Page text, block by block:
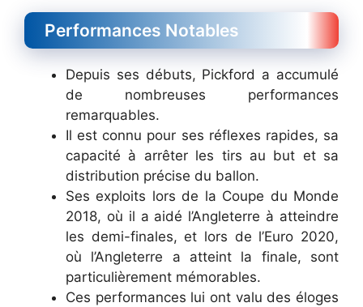
Performances Notables
Depuis ses débuts, Pickford a accumulé
de nombreuses performances
remarquables.
Il est connu pour ses réflexes rapides, sa
capacité à arrêter les tirs au but et sa
distribution précise du ballon.
Ses exploits lors de la Coupe du Monde
2018, où il a aidé l’Angleterre à atteindre
les demi-finales, et lors de l’Euro 2020,
où l’Angleterre a atteint la finale, sont
particulièrement mémorables.
Ces performances lui ont valu des éloges